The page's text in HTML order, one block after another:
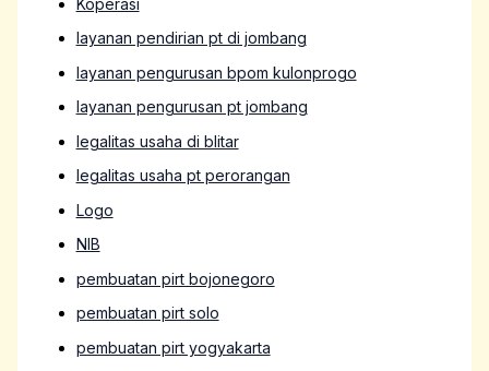
layanan pendirian pt di jombang
layanan pengurusan bpom kulonprogo
layanan pengurusan pt jombang
legalitas usaha di blitar
legalitas usaha pt perorangan
Logo
NIB
pembuatan pirt bojonegoro
pembuatan pirt solo
pembuatan pirt yogyakarta